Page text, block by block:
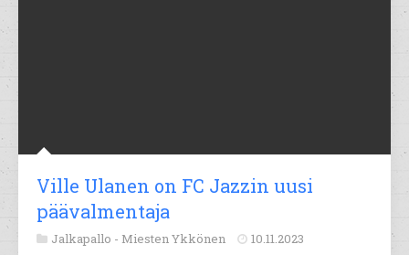
Ville Ulanen on FC Jazzin uusi
päävalmentaja
Jalkapallo - Miesten Ykkönen 10.11.2023